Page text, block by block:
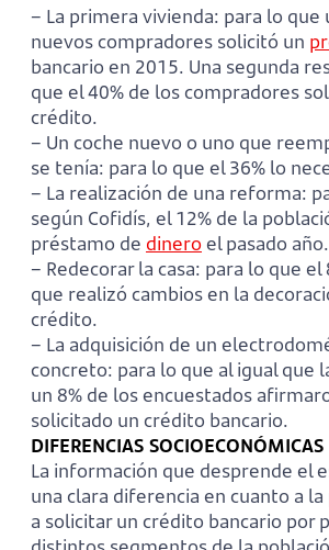
– La primera vivienda: para lo que
nuevos compradores solicitó un
bancario en 2015. Una segunda
que el 40% de los compradores
crédito.
– Un coche nuevo o uno que
se tenía: para lo que el 36% lo
– La realización de una reforma:
según Cofidís, el 12% de la
préstamo de dineroel pasado año.
– Redecorar la casa: para lo que
que realizó cambios en la
crédito.
– La adquisición de un
concreto: para lo que al igual que
un 8% de los encuestados
solicitado un crédito bancario.
DIFERENCIAS SOCIOECONÓMICAS
La información que desprende el
una clara diferencia en cuanto a
a solicitar un crédito bancario por